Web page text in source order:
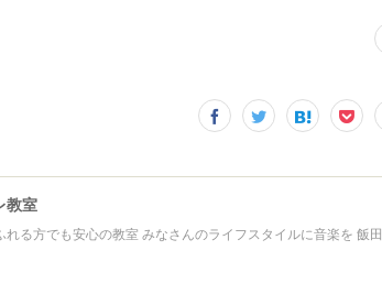
教室
る方でも安心の教室 みなさんのライフスタイルに音楽を 飯田